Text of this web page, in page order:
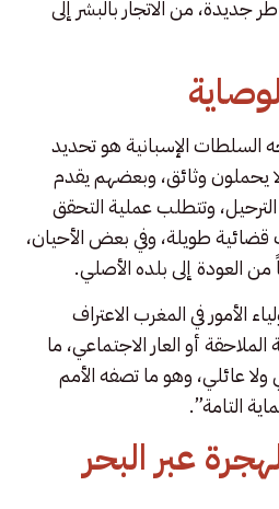
جديدة، من الاتجار بالبشر إلى
السلطات الإسبانية هو تحديد
يحملون وثائق، وبعضهم يقدم
وتتطلب عملية التحقق
طويلة، وفي بعض الأحيان،
العودة إلى بلده الأصلي.
الأمور في المغرب الاعتراف
أو العار الاجتماعي، ما
عائلي، وهو ما تصفه الأمم
التامة”.
عبر البحر